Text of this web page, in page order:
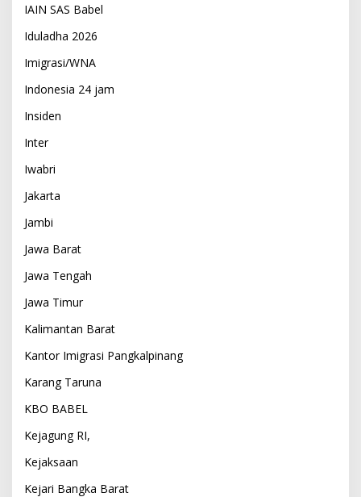
IAIN SAS Babel
Iduladha 2026
Imigrasi/WNA
Indonesia 24 jam
Insiden
Inter
Iwabri
Jakarta
Jambi
Jawa Barat
Jawa Tengah
Jawa Timur
Kalimantan Barat
Kantor Imigrasi Pangkalpinang
Karang Taruna
KBO BABEL
Kejagung RI,
Kejaksaan
Kejari Bangka Barat